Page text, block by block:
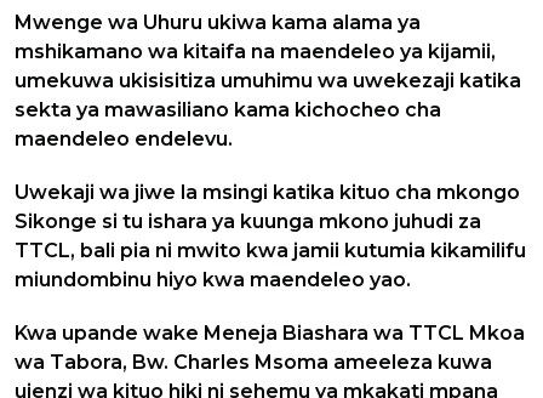
Mwenge wa Uhuru ukiwa kama alama ya
mshikamano wa kitaifa na maendeleo ya kijamii,
umekuwa ukisisitiza umuhimu wa uwekezaji katika
sekta ya mawasiliano kama kichocheo cha
maendeleo endelevu.
Uwekaji wa jiwe la msingi katika kituo cha mkongo
Sikonge si tu ishara ya kuunga mkono juhudi za
TTCL, bali pia ni mwito kwa jamii kutumia kikamilifu
miundombinu hiyo kwa maendeleo yao.
Kwa upande wake Meneja Biashara wa TTCL Mkoa
wa Tabora, Bw. Charles Msoma ameeleza kuwa
ujenzi wa kituo hiki ni sehemu ya mkakati mpana